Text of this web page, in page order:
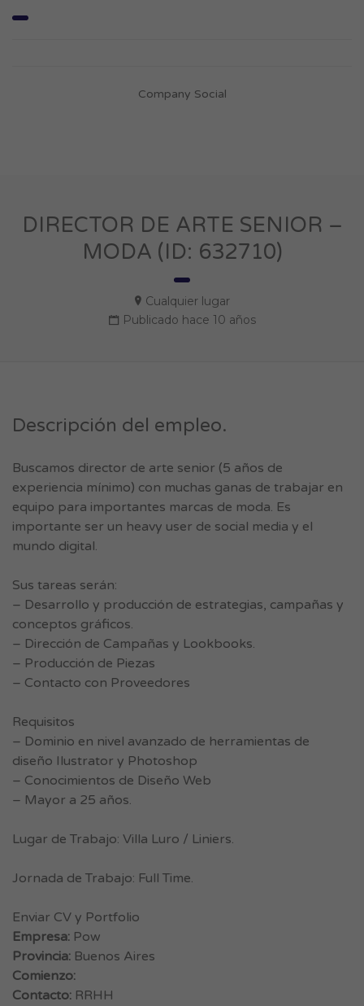
Company Social
DIRECTOR DE ARTE SENIOR –
MODA (ID: 632710)
Cualquier lugar
Publicado hace 10 años
Descripción del empleo.
Buscamos director de arte senior (5 años de
experiencia mínimo) con muchas ganas de trabajar en
equipo para importantes marcas de moda. Es
importante ser un heavy user de social media y el
mundo digital.
Sus tareas serán:
– Desarrollo y producción de estrategias, campañas y
conceptos gráficos.
– Dirección de Campañas y Lookbooks.
– Producción de Piezas
– Contacto con Proveedores
Requisitos
– Dominio en nivel avanzado de herramientas de
diseño Ilustrator y Photoshop
– Conocimientos de Diseño Web
– Mayor a 25 años.
Lugar de Trabajo: Villa Luro / Liniers.
Jornada de Trabajo: Full Time.
Enviar CV y Portfolio
Empresa: Pow
Provincia: Buenos Aires
Comienzo:
Contacto: RRHH